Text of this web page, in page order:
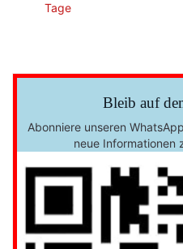
Tage
Bleib auf
Abonniere unseren
neue Informationen